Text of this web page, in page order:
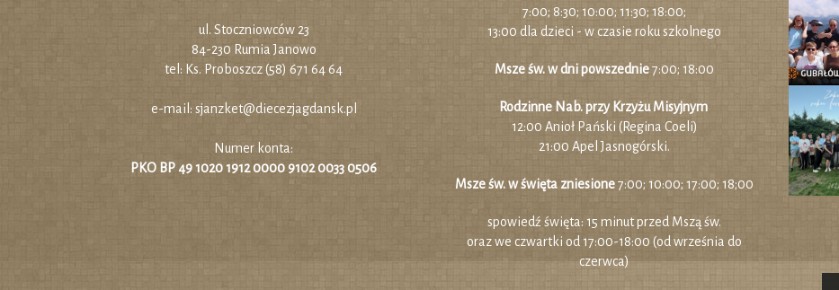
ul. Stoczniowców 23
84-230 Rumia Janowo
tel: Ks. Proboszcz (58) 671 64 64
e-mail: sjanzket@diecezjagdansk.pl
Numer konta:
PKO BP 49 1020 1912 0000 9102 0033 0506
7:00; 8:30; 10:00; 11:30; 18:00;
13:00 dla dzieci - w czasie roku szkolnego
Msze św. w dni powszednie7:00; 18:00
Rodzinne Nab. przy Krzyżu Misyjnym
12:00 Anioł Pański (Regina Coeli)
21:00 Apel Jasnogórski.
Msze św. w święta zniesione7:00; 10:00; 17:00; 18;00
spowiedź święta: 15 minut przed Mszą św.
oraz we czwartki od 17:00-18:00 (od września do
czerwca)